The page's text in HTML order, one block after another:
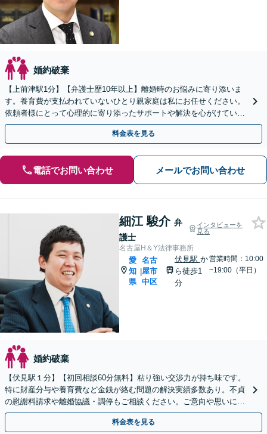
婚約破棄
【上前津駅1分】【弁護士歴10年以上】離婚時のお悩みに寄り添いま
す。養育費が支払われていないひとり親家庭は私にお任せください。
依頼者様にとって心理的に寄り添ったサポートや解決を心がけていま
す。【夜間面談可能】【オンライン相談可能】
料金表を見る
電話でお問い合わせ メールでお問い合わせ
細江 駿介 弁
護士
インタビューを
見る
名古屋H＆Y法律事務所
愛
知
県
|
名古
屋市
中区
伏見駅 か
ら徒歩1
分
営業時間：10:00
~19:00（平日）
婚約破棄
【伏見駅１分】【初回相談60分無料】粘り強い交渉力が持ち味です。
特に財産分与や養育費など金銭が絡む問題の解決実績多数あり。不貞
の慰謝料請求や離婚協議・調停もご相談ください。ご意向や思いに寄
り添いながら、最善の解決を目指します【土日祝相談可】
料金表を見る